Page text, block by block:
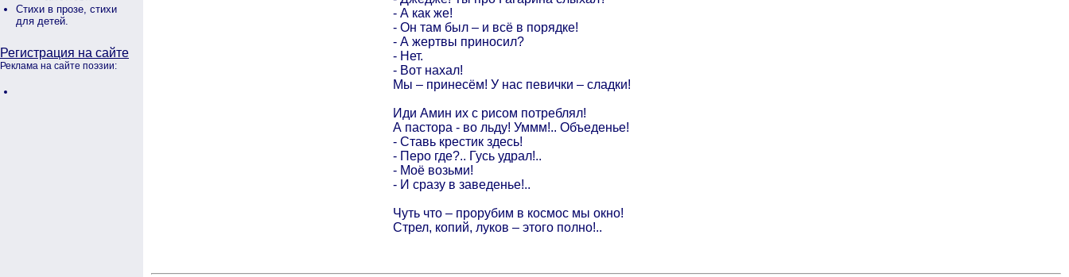
Стихи в прозе, стихи
для детей.
Регистрация на сайте
Реклама на сайте поэзии:
- А как же!
- Он там был – и всё в порядке!
- А жертвы приносил?
- Нет.
- Вот нахал!
Мы – принесём! У нас певички – сладки!
Иди Амин их с рисом потреблял!
А пастора - во льду! Уммм!.. Объеденье!
- Ставь крестик здесь!
- Перо где?.. Гусь удрал!..
- Моё возьми!
- И сразу в заведенье!..
Чуть что – прорубим в космос мы окно!
Стрел, копий, луков – этого полно!..